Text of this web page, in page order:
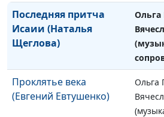
Последняя притча
Исаии (Наталья
Щеглова)
Ольга
Проклятье века
(Евгений Евтушенко)
Ольга